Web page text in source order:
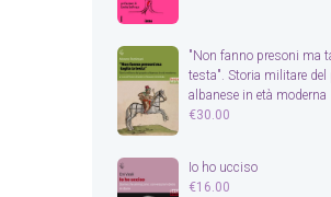
"Non fanno presoni ma
testa". Storia militare del
albanese in età moderna
€30.00
Io ho ucciso
€16.00